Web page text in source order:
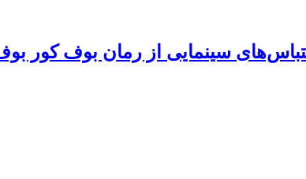
سینمایی از رمان بوف کور بوف